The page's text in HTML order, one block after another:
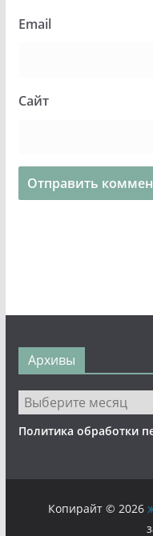
Email
Сайт
Архивы
Архивы
Политика обработки
Копирайт © 2026